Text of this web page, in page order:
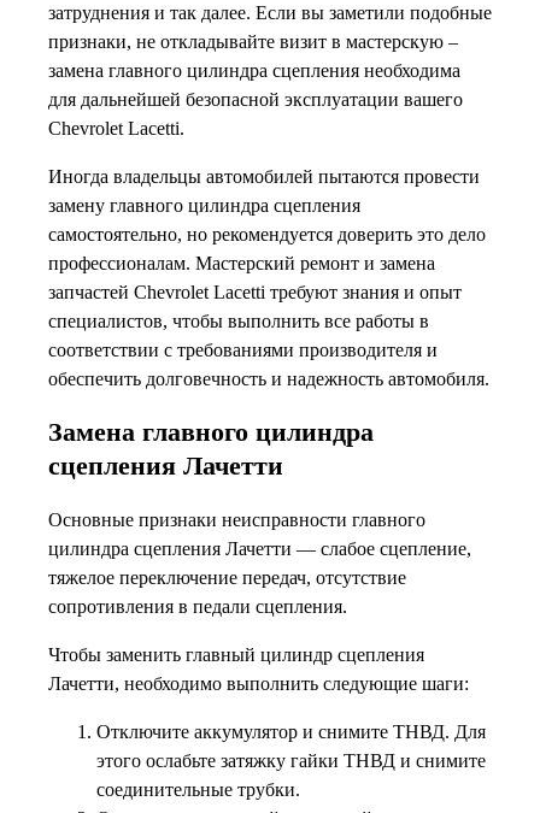
затруднения и так далее. Если вы заметили подобные
признаки, не откладывайте визит в мастерскую –
замена главного цилиндра сцепления необходима
для дальнейшей безопасной эксплуатации вашего
Chevrolet Lacetti.
Иногда владельцы автомобилей пытаются провести
замену главного цилиндра сцепления
самостоятельно, но рекомендуется доверить это дело
профессионалам. Мастерский ремонт и замена
запчастей Chevrolet Lacetti требуют знания и опыт
специалистов, чтобы выполнить все работы в
соответствии с требованиями производителя и
обеспечить долговечность и надежность автомобиля.
Замена главного цилиндра
сцепления Лачетти
Основные признаки неисправности главного
цилиндра сцепления Лачетти — слабое сцепление,
тяжелое переключение передач, отсутствие
сопротивления в педали сцепления.
Чтобы заменить главный цилиндр сцепления
Лачетти, необходимо выполнить следующие шаги:
Отключите аккумулятор и снимите ТНВД. Для
этого ослабьте затяжку гайки ТНВД и снимите
соединительные трубки.